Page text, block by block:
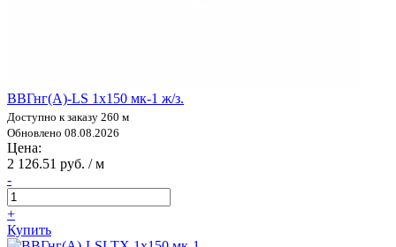
ВВГнг(А)-LS 1х150 мк-1 ж/з.
Доступно к заказу 260 м
Обновлено 08.08.2026
Цена:
2 126.51 руб. / м
-
+
Купить